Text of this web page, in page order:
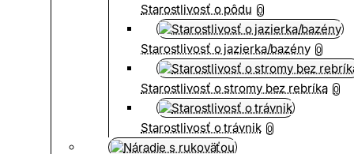
Starostlivosť o pôdu 0
Starostlivosť o jazierka/bazény 0
Starostlivosť o stromy bez rebríka 0
Starostlivosť o trávnik 0